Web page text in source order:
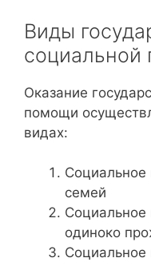
Виды
Оказание
помощи
видах:
семей
одиноко